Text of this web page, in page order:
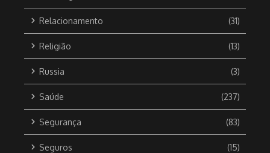
Relacionamento (31)
Religião (13)
Russia (3)
Saúde (237)
Segurança (83)
Seguros (15)